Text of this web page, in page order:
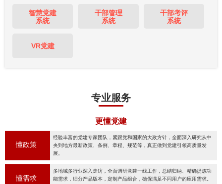
智慧党建
系统
干部管理
系统
干部考评
系统
VR党建
专业服务
更懂党建
懂政策
经验丰富的党建专家团队，紧跟党和国家的大政方针，全面深入研究从中
央到地方最新政策、条例、章程、规范等，真正做到党建引领高质量发
展。
懂需求
多地域多行业深入走访，全面调研党建一线工作，总结归纳、精确提炼功
能需求，细分产品版本，定制产品组合，确保满足不同用户的应用需求。